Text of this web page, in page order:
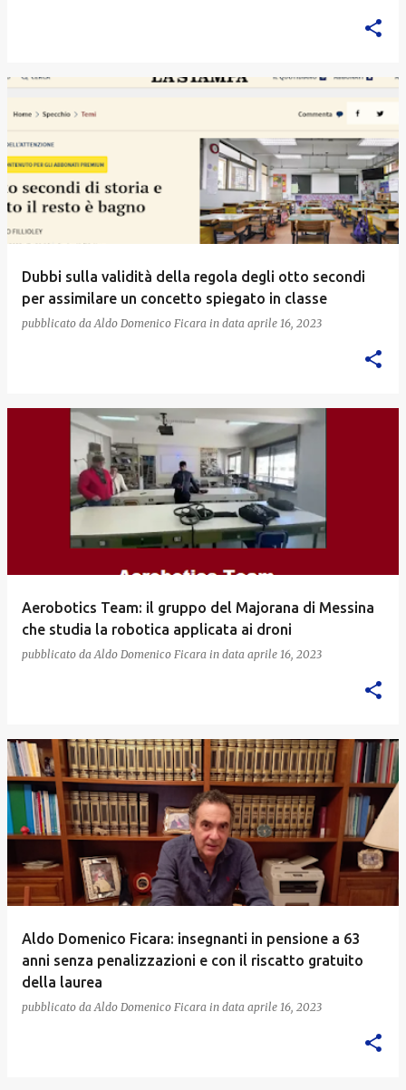
Dubbi sulla validità della regola degli otto secondi
per assimilare un concetto spiegato in classe
pubblicato da Aldo Domenico Ficara in data aprile 16, 2023
Aerobotics Team: il gruppo del Majorana di Messina
che studia la robotica applicata ai droni
pubblicato da Aldo Domenico Ficara in data aprile 16, 2023
Aldo Domenico Ficara: insegnanti in pensione a 63
anni senza penalizzazioni e con il riscatto gratuito
della laurea
pubblicato da Aldo Domenico Ficara in data aprile 16, 2023